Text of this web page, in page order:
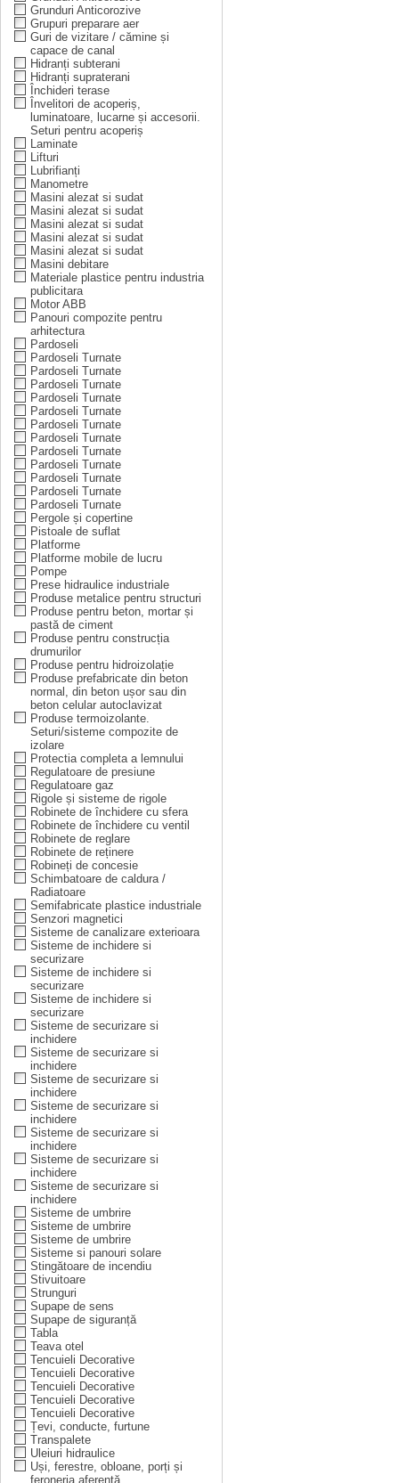
Grunduri Anticorozive
Grupuri preparare aer
Guri de vizitare / cămine și
capace de canal
Hidranți subterani
Hidranți supraterani
Închideri terase
Învelitori de acoperiș,
luminatoare, lucarne și accesorii.
Seturi pentru acoperiș
Laminate
Lifturi
Lubrifianți
Manometre
Masini alezat si sudat
Masini alezat si sudat
Masini alezat si sudat
Masini alezat si sudat
Masini alezat si sudat
Masini debitare
Materiale plastice pentru industria
publicitara
Motor ABB
Panouri compozite pentru
arhitectura
Pardoseli
Pardoseli Turnate
Pardoseli Turnate
Pardoseli Turnate
Pardoseli Turnate
Pardoseli Turnate
Pardoseli Turnate
Pardoseli Turnate
Pardoseli Turnate
Pardoseli Turnate
Pardoseli Turnate
Pardoseli Turnate
Pardoseli Turnate
Pergole și copertine
Pistoale de suflat
Platforme
Platforme mobile de lucru
Pompe
Prese hidraulice industriale
Produse metalice pentru structuri
Produse pentru beton, mortar și
pastă de ciment
Produse pentru construcția
drumurilor
Produse pentru hidroizolație
Produse prefabricate din beton
normal, din beton ușor sau din
beton celular autoclavizat
Produse termoizolante.
Seturi/sisteme compozite de
izolare
Protectia completa a lemnului
Regulatoare de presiune
Regulatoare gaz
Rigole și sisteme de rigole
Robinete de închidere cu sfera
Robinete de închidere cu ventil
Robinete de reglare
Robinete de reținere
Robineți de concesie
Schimbatoare de caldura /
Radiatoare
Semifabricate plastice industriale
Senzori magnetici
Sisteme de canalizare exterioara
Sisteme de inchidere si
securizare
Sisteme de inchidere si
securizare
Sisteme de inchidere si
securizare
Sisteme de securizare si
inchidere
Sisteme de securizare si
inchidere
Sisteme de securizare si
inchidere
Sisteme de securizare si
inchidere
Sisteme de securizare si
inchidere
Sisteme de securizare si
inchidere
Sisteme de securizare si
inchidere
Sisteme de umbrire
Sisteme de umbrire
Sisteme de umbrire
Sisteme si panouri solare
Stingătoare de incendiu
Stivuitoare
Strunguri
Supape de sens
Supape de siguranță
Tabla
Teava otel
Tencuieli Decorative
Tencuieli Decorative
Tencuieli Decorative
Tencuieli Decorative
Tencuieli Decorative
Țevi, conducte, furtune
Transpalete
Uleiuri hidraulice
Uși, ferestre, obloane, porți și
feroneria aferentă